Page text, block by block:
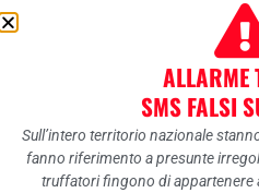
Piano della
Relazione sulla
Ammontare
Dati relativi ai premi
ENTI CONTROLLATI
ALLARME
SMS FALSI
Sull’intero territorio nazionale
fanno riferimento a presunte
truffatori fingono di appartenere